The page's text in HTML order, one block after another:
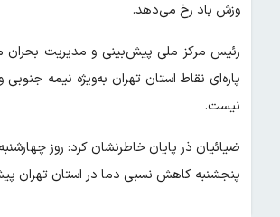
وزش باد رخ می‌دهد.
پاره‌ای نقاط استان تهران به‌ویژه نیمه
نیست.
پنجشنبه کاهش نسبی دما در استان تهران